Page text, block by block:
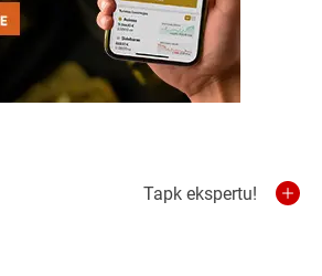
Tapk ekspertu!